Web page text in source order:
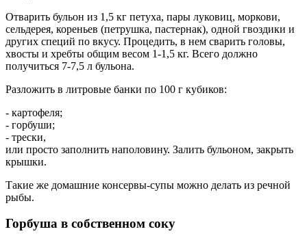
Отварить бульон из 1,5 кг петуха, пары луковиц, моркови,
сельдерея, кореньев (петрушка, пастернак), одной гвоздики и
других специй по вкусу. Процедить, в нем сварить головы,
хвосты и хребты общим весом 1-1,5 кг. Всего должно
получиться 7-7,5 л бульона.
Разложить в литровые банки по 100 г кубиков:
- картофеля;
- горбуши;
- трески,
или просто заполнить наполовину. Залить бульоном, закрыть
крышки.
Такие же домашние консервы-супы можно делать из речной
рыбы.
Горбуша в собственном соку